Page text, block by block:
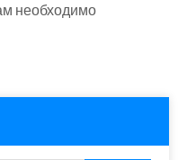
необходимо